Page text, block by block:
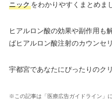
ニックをわかりやすくまとめま
ヒアルロン酸の効果や副作用も
ばヒアルロン酸注射のカウンセ
宇都宮であなたにぴったりのク
※この記事は「医療広告ガイドライン」